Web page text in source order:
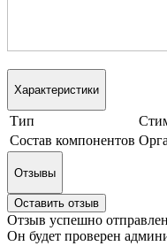
Характеристики
Тип
Состав компонентов
Отзывы
Оставить отзыв
Отзыв успешно
Он будет проверен